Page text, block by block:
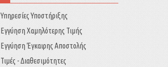
Υπηρεσίες Υποστήριξης
Εγγύηση Χαμηλότερης Τιμής
Εγγύηση Έγκαιρης Αποστολής
Τιμές - Διαθεσιμότητες